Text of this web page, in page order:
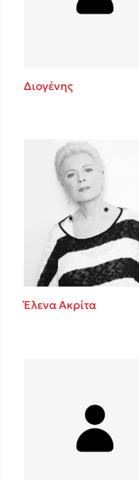
Mel
Η
Δημοφιλείς
Φυστίκι ΠουΚυλάει
Διογένης
Έλενα Ακρίτα